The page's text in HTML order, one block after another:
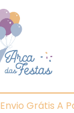
Envio Grátis A